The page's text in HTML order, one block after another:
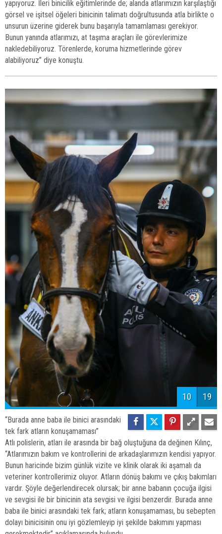
yapıyoruz. İleri binicilik eğitimlerinde de; alanda atlarımızın karşılaştığı
görsel ve işitsel öğeleri binicinin talimatı doğrultusunda atla birlikte o
unsurun üzerine giderek bunu başarıyla tamamlaması gerekiyor.
Bunun yanında atlarımızı, at taşıma araçları ile görevlerimize
nakledebiliyoruz. Törenlerde, koruma hizmetlerinde görev
alabiliyoruz” diye konuştu.
10 19
“Burada anne baba ile binici arasındaki
tek fark atların konuşamaması”
Atlı polislerin, atları ile arasında bir bağ oluştuğuna da değinen Kılınç,
“Atlarımızın bakım ve kontrollerini de arkadaşlarımızın kendisi yapıyor.
Bunun haricinde bizim günlük vizite ve klinik olarak iki aşamalı da
veteriner kontrollerimiz oluyor. Atların dönüş bakımı ve çıkış bakımları
vardır. Şöyle değerlendirecek olursak; bir anne babanın çocuğa ilgisi
ve sevgisi ile bir binicinin ata sevgisi ve ilgisi benzerdir. Burada anne
baba ile binici arasındaki tek fark; atların konuşamaması, bu sebepten
dolayı binicisinin onu iyi gözlemleyip iyi şekilde bakımını yapması